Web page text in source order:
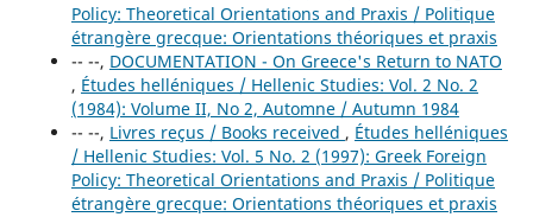
Policy: Theoretical Orientations and Praxis / Politique
étrangère grecque: Orientations théoriques et praxis
-- --, DOCUMENTATION - On Greece's Return to NATO
, Études helléniques / Hellenic Studies: Vol. 2 No. 2
(1984): Volume II, No 2, Automne / Autumn 1984
-- --, Livres reçus / Books received , Études helléniques
/ Hellenic Studies: Vol. 5 No. 2 (1997): Greek Foreign
Policy: Theoretical Orientations and Praxis / Politique
étrangère grecque: Orientations théoriques et praxis